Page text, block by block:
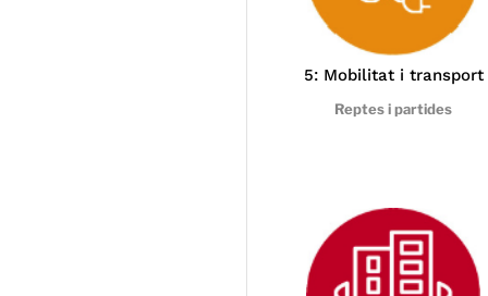
5: Mobilitat i transport
Reptes i partides